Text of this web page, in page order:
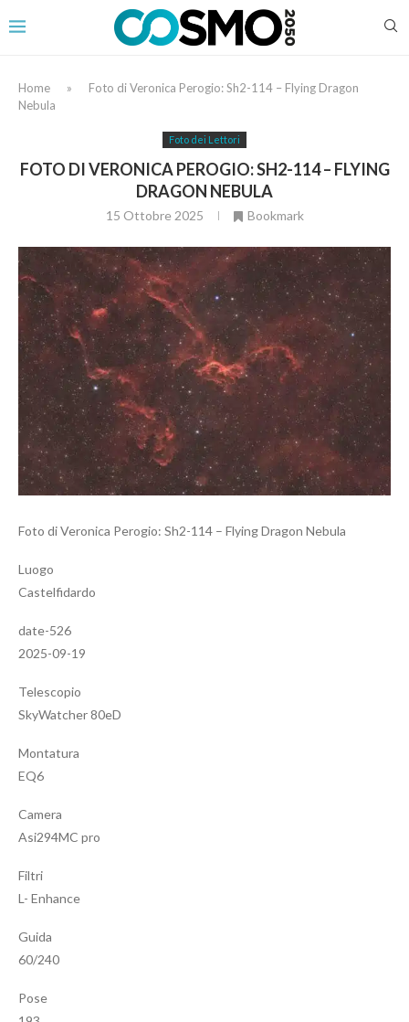
Home »
Foto di Veronica Perogio: Sh2-114 – Flying Dragon
Nebula
Foto dei Lettori
FOTO DI VERONICA PEROGIO: SH2-114 – FLYING
DRAGON NEBULA
15 Ottobre 2025 Bookmark
Foto di Veronica Perogio: Sh2-114 – Flying Dragon Nebula
Luogo
Castelfidardo
date-526
2025-09-19
Telescopio
SkyWatcher 80eD
Montatura
EQ6
Camera
Asi294MC pro
Filtri
L- Enhance
Guida
60/240
Pose